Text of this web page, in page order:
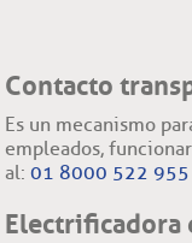
Contacto
Es un mecanismo
empleados,
al:01 8000 522 955
Electrificadora